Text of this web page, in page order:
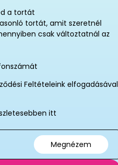
a tortát
tortát, amit szeretnél
csak változtatnál az
Feltételeink elfogadásával
itt
Megnézem